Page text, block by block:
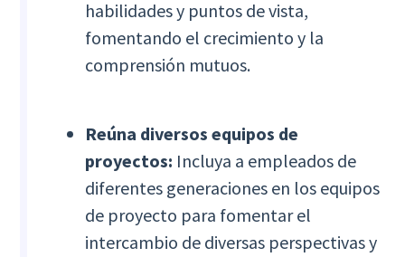
habilidades y puntos de vista,
fomentando el crecimiento y la
comprensión mutuos.
Reúna diversos equipos de
proyectos: Incluya a empleados de
diferentes generaciones en los equipos
de proyecto para fomentar el
intercambio de diversas perspectivas y